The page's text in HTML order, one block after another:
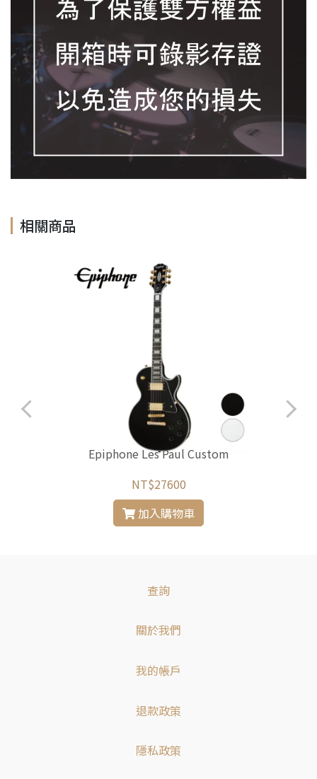
相關商品
Epiphone Les Paul Custom
NT$27600
加入購物車
查詢
關於我們
我的帳戶
退款政策
隱私政策